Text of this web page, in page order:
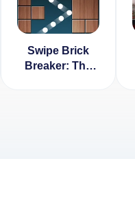
Swipe Brick
Breaker: The